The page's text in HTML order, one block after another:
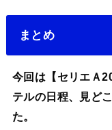
まとめ
今回は【セリエＡ
テルの日程、見ど
た。